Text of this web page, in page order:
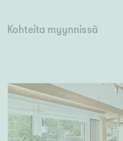
Kohteita myynnissä